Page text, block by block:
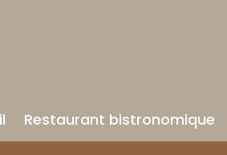
Restaurant bistronomique